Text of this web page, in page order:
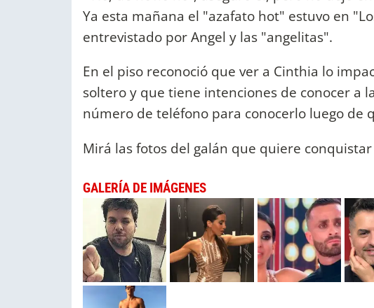
Ya esta mañana el "azafato hot" estuvo en
entrevistado por Angel y las "angelitas".
En el piso reconoció que ver a Cinthia lo
soltero y que tiene intenciones de conocer a
número de teléfono para conocerlo luego de
Mirá las fotos del galán que quiere
GALERÍA DE IMÁGENES